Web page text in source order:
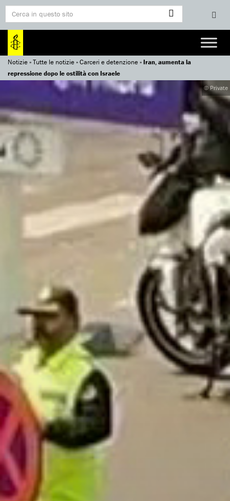
Notizie»Tutte le notizie»Carceri e detenzione»Iran, aumenta la
repressione dopo le ostilità con Israele
© Private